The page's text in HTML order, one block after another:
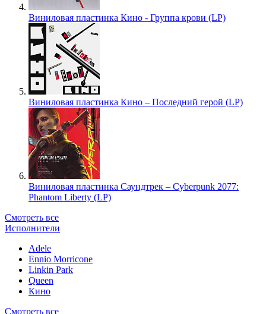
Виниловая пластинка Кино - Группа крови (LP)
Виниловая пластинка Кино – Последний герой (LP)
Виниловая пластинка Саундтрек – Cyberpunk 2077:
Phantom Liberty (LP)
Смотреть все
Исполнители
Adele
Ennio Morricone
Linkin Park
Queen
Кино
Смотреть все